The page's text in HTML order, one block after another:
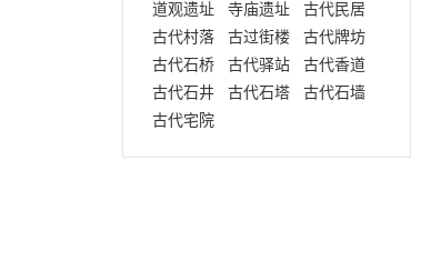
道观遗址
寺庙遗址
古代民居
古代村落
古过街楼
古代牌坊
古代石桥
古代驿站
古代香道
古代石井
古代石塔
古代石墙
古代宅院